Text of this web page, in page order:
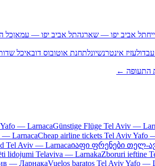
תל אביב יפו — שארגהתל אביב יפו — עמאןכל
עבדולעזיז אינטרנשיונלתחנת אוטובוס דובאיכל
התעופה ←
— LarnacaGünstige Flüge Tel Aviv —
— LarnacaCheap airline tickets Tel Aviv Yafo
Tel Aviv — Larnacaიაფი ფრენები თელ-
lidojumi Telaviva — LarnakaZboruri ieftine
— ЛарнакаVuelos baratos Tel Aviv Yafo —